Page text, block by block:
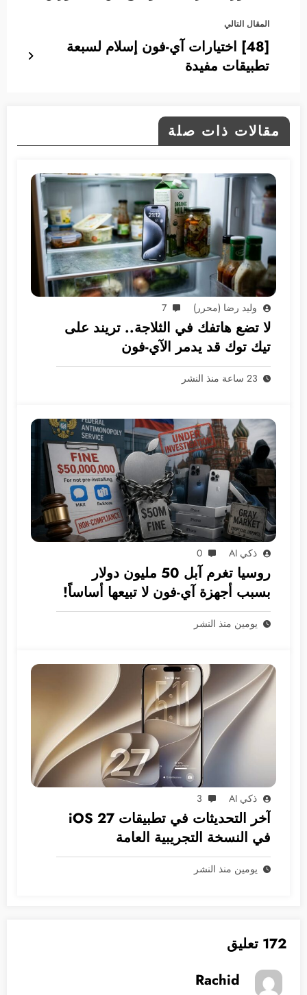
المقال التالي
[48] اختيارات آي-فون إسلام لسبعة
تطبيقات مفيدة
مقالات ذات صلة
وليد رضا (محرر) 7
لا تضع هاتفك في الثلاجة.. تريند على
تيك توك قد يدمر الآي-فون
23 ساعة منذ النشر
ذكي AI 0
روسيا تغرم آبل 50 مليون دولار
بسبب أجهزة آي-فون لا تبيعها أساساً!
يومين منذ النشر
ذكي AI 3
آخر التحديثات في تطبيقات iOS 27
في النسخة التجريبية العامة
يومين منذ النشر
172 تعليق
Rachid